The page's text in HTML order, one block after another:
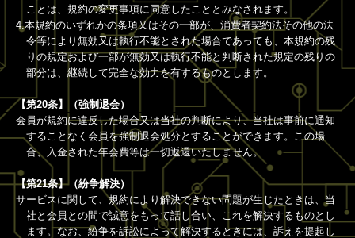
ことは、規約の変更事項に同意したこととみなされます。
4.本規約のいずれかの条項又はその一部が、消費者契約法その他の法
令等により無効又は執行不能とされた場合であっても、本規約の残
りの規定および一部が無効又は執行不能と判断された規定の残りの
部分は、継続して完全な効力を有するものとします。
【第20条】（強制退会）
会員が規約に違反した場合又は当社の判断により、当社は事前に通知
することなく会員を強制退会処分とすることができます。この場
合、入金された年会費等は一切返還いたしません。
【第21条】（紛争解決）
サービスに関して、規約により解決できない問題が生じたときは、当
社と会員との間で誠意をもって話し合い、これを解決するものとし
ます。なお、紛争を訴訟によって解決するときには、訴えを提起し